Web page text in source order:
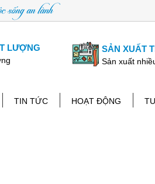
an lành
LƯỢNG SẢN XUẤT
Sản xuất
TIN TỨC HOẠT ĐỘNG